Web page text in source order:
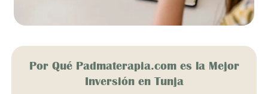
Por Qué Padmaterapia.com es la Mejor
Inversión en Tunja